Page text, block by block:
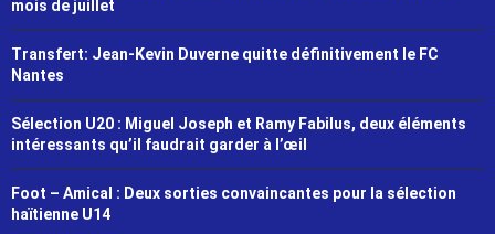
mois de juillet
Transfert: Jean-Kevin Duverne quitte définitivement le FC
Nantes
Sélection U20 : Miguel Joseph et Ramy Fabilus, deux éléments
intéressants qu’il faudrait garder à l’œil
Foot – Amical : Deux sorties convaincantes pour la sélection
haïtienne U14